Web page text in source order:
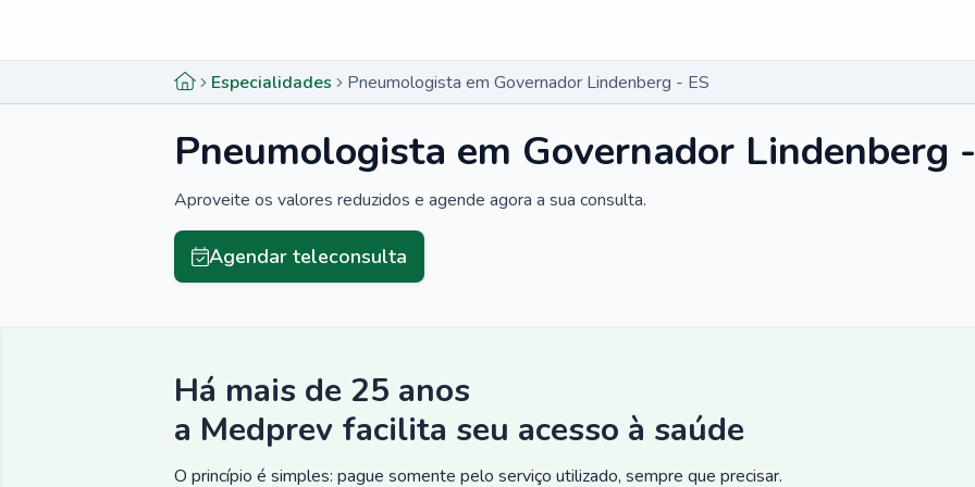
Especialidades Pneumologista em Governador Lindenberg - ES
Pneumologista em Governador Lindenberg
Aproveite os valores reduzidos e agende agora a sua consulta.
Agendar teleconsulta
Há mais de 25 anos
a Medprev facilita seu acesso à saúde
O princípio é simples: pague somente pelo serviço utilizado, sempre que precisar.